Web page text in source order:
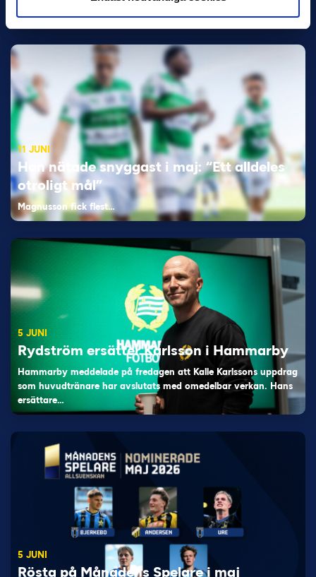
Elfenbenskusten…
11 JUNI
Han nätade snyggast i maj: “Ett alldeles
otroligt mål”
Magnusson fick flest…
5 JUNI
Rydström ersätter Karlsson i Hammarby
Hammarby meddelade på fredagen att Kalle Karlssons uppdrag
som huvudtränare har avslutats med omedelbar verkan. Hans
ersättare…
5 JUNI
Rösta på Månadens Spelare i maj